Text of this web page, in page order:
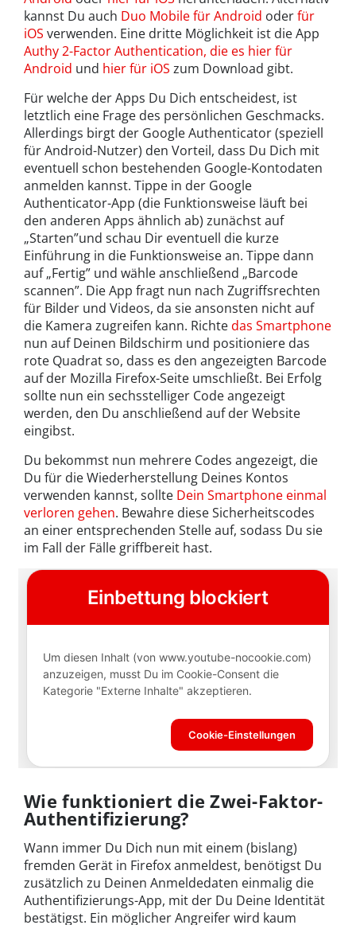
kannst Du auch Duo Mobile für Android oderfür
iOS verwenden. Eine dritte Möglichkeit ist die App
Authy 2-Factor Authentication, die es hier für
Android und hier für iOS zum Download gibt.
Für welche der Apps Du Dich entscheidest, ist
letztlich eine Frage des persönlichen Geschmacks.
Allerdings birgt der Google Authenticator (speziell
für Android-Nutzer) den Vorteil, dass Du Dich mit
eventuell schon bestehenden Google-Kontodaten
anmelden kannst. Tippe in der Google
Authenticator-App (die Funktionsweise läuft bei
den anderen Apps ähnlich ab) zunächst auf
„Starten”und schau Dir eventuell die kurze
Einführung in die Funktionsweise an. Tippe dann
auf „Fertig” und wähle anschließend „Barcode
scannen”. Die App fragt nun nach Zugriffsrechten
für Bilder und Videos, da sie ansonsten nicht auf
die Kamera zugreifen kann. Richtedas Smartphone
nun auf Deinen Bildschirm und positioniere das
rote Quadrat so, dass es den angezeigten Barcode
auf der Mozilla Firefox-Seite umschließt. Bei Erfolg
sollte nun ein sechsstelliger Code angezeigt
werden, den Du anschließend auf der Website
eingibst.
Du bekommst nun mehrere Codes angezeigt, die
Du für die Wiederherstellung Deines Kontos
verwenden kannst, sollte Dein Smartphone einmal
verloren gehen. Bewahre diese Sicherheitscodes
an einer entsprechenden Stelle auf, sodass Du sie
im Fall der Fälle griffbereit hast.
Wie funktioniert die Zwei-Faktor-
Authentifizierung?
Wann immer Du Dich nun mit einem (bislang)
fremden Gerät in Firefox anmeldest, benötigst Du
zusätzlich zu Deinen Anmeldedaten einmalig die
Authentifizierungs-App, mit der Du Deine Identität
bestätigst. Ein möglicher Angreifer wird kaum